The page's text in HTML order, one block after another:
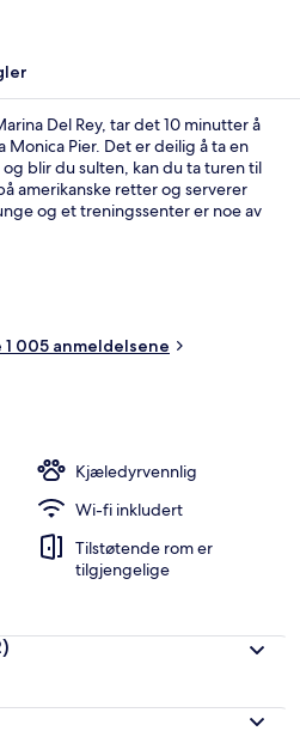
Del Rey, tar det 10 minutter å
Monica Pier. Det er deilig å ta en
blir du sulten, kan du ta turen til
amerikanske retter og serverer
og et treningssenter er noe av
den vennlige betjeningen og
1 005 anmeldelsene
Kjæledyrvennlig
Wi-fi inkludert
Tilstøtende rom er
tilgjengelige